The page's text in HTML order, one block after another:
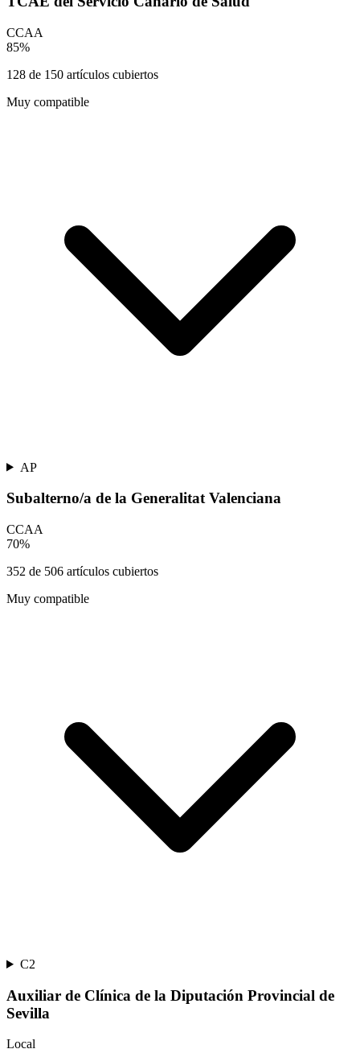
CCAA
85%
128 de 150 artículos cubiertos
Muy compatible
AP
Subalterno/a de la Generalitat Valenciana
CCAA
70%
352 de 506 artículos cubiertos
Muy compatible
C2
Auxiliar de Clínica de la Diputación Provincial de
Sevilla
Local